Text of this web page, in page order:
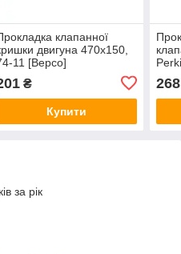
клапанної
двигуна 470х150,
11 [Bepco]
₴
Купити
268
за рік